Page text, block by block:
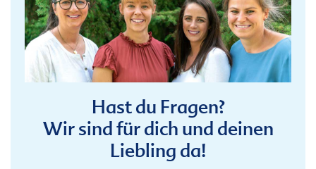
Hast du Fragen?
Wir sind für dich und deinen
Liebling da!